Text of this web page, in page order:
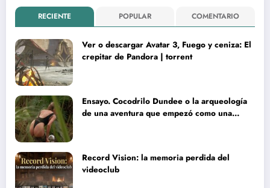
RECIENTE POPULAR COMENTARIO
Ver o descargar Avatar 3, Fuego y ceniza: El
crepitar de Pandora | torrent
Ensayo. Cocodrilo Dundee o la arqueología
de una aventura que empezó como una
Record Vision: la memoria perdida del
videoclub